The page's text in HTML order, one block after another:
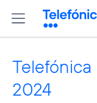
2024